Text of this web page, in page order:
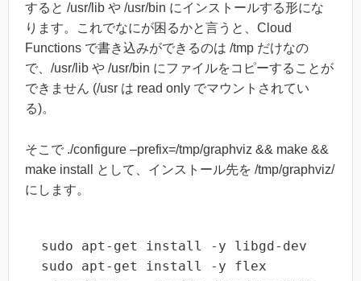
すると /usr/lib や /usr/bin にインストールする形にな
ります。これでなにが困るかと言うと、Cloud
Functions で書き込みができるのは /tmp だけなの
で、/usr/lib や /usr/bin にファイルをコピーすることが
できません (/usr は read only でマウントされてい
る)。
そこで ./configure –prefix=/tmp/graphviz && make &&
make install として、インストール先を /tmp/graphviz/
にします。
sudo apt-get install -y libgd-dev
sudo apt-get install -y flex